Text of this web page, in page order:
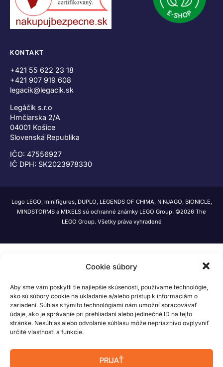
Cookie súbory
Aby sme vám poskytli tie najlepšie skúsenosti, používame technológie,
ako sú súbory cookie na ukladanie a/alebo prístup k informáciám o
zariadení. Súhlas s týmito technológiami nám umožní spracovávať
údaje, ako je správanie pri prehliadaní alebo jedinečné ID na tejto
stránke. Nesúhlas alebo odvolanie súhlasu môže nepriaznivo ovplyvniť
určité vlastnosti a funkcie.
PRIJAŤ
KONTAKT
+421 55 622 23 18
+421 907 919 608
legacik@legacik.sk
Legáčik s.r.o
Hrnčiarska 2/A
04001 Košice
Slovenská Republika
IČO: 47556927
IČ DPH: SK2023978330
Logo LEGO, minifigures, DUPLO, LEGENDS OF CHIMA, NINJAGO, BIONICLE,
MINDSTORMS a MIXELS sú ochranné známky LEGO Group. ©2026 The
LEGO Group. Všetky práva vyhradené